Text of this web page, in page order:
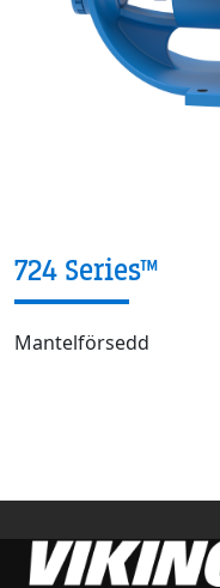
724 Series™
Mantelförsedd